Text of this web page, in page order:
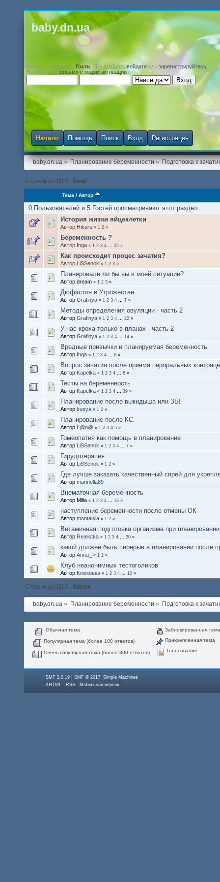
baby.dn.ua
Добро пожаловать, Гость . Пожалуйста,войдите или зарегистрируйтесь
Не получили письмо с кодом активации?
Начало Помощь Поиск Вход Регистрация
baby.dn.ua» Планирование беременности» Подготовка к
Страницы: [1] 2 Вниз
Тема / Автор
0 Пользователей и 5 Гостей просматривают этот раздел.
История жизни яйцеклетки
Автор Hikaru « 1 2 »
Беременность ?
Автор Inga « 1 2 3 4 ... 25 »
Как происходит процес зачатия?
Автор LiSSenok « 1 2 3 »
Планировали ли бы вы в моей ситуации?
Автор dream « 1 2 3 »
Дюфастон и Утрожестан
Автор Grafinya « 1 2 3 4 ... 7 »
Методы определения овуляции - часть 2
Автор Grafinya « 1 2 3 4 ... 22 »
У нас кроха только в планах - часть 2
Автор Grafinya « 1 2 3 4 ... 14 »
Вредные привычки и планируемая беременность
Автор Inga « 1 2 3 4 ... 6 »
Вопрос зачатия после приема пероральных
Автор Kapelka « 1 2 3 4 ... 8 »
Тесты на беременность
Автор Kapelka « 1 2 3 4 ... 39 »
Планирование после выкидыша или ЗБ!
Автор kusya « 1 2 »
Планирование после КС.
Автор L@n@ « 1 2 3 4 5 »
Гомеопатия как помощь в планирование
Автор LiSSenok « 1 2 3 4 ... 7 »
Гирудотерапия
Автор LiSSenok « 1 2 »
Где лучше заказать качественный спрей для
Автор marinella89
Внематочная беременность
Автор Milla « 1 2 3 4 ... 16 »
наступление беременности после отмены ОК
Автор montalsia « 1 2 »
Витаминная подготовка организма при планировании
Автор Realistka « 1 2 3 4 ... 20 »
какой должен быть перерыв в планировании после
Автор Анна_ « 1 2 »
Клуб неанонимных тестоголиков
Автор Клюковка « 1 2 3 4 ... 10 »
Страницы: [1] 2 Вверх
baby.dn.ua» Планирование беременности » Подготовка к
Обычная тема
Популярная тема (более 100 ответов)
Очень популярная тема (более 300 ответов)
Заблокированная тема
Прикрепленная тема
Голосование
SMF 2.0.19 |SMF © 2017,Simple Machines
XHTML
RSS Мобильная версия